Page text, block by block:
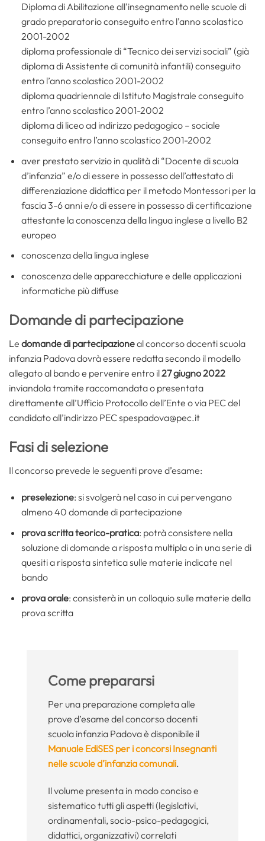
Diploma di Abilitazione all’insegnamento nelle scuole di
grado preparatorio conseguito entro l’anno scolastico
2001-2002
diploma professionale di “Tecnico dei servizi sociali” (già
diploma di Assistente di comunità infantili) conseguito
entro l’anno scolastico 2001-2002
diploma quadriennale di Istituto Magistrale conseguito
entro l’anno scolastico 2001-2002
diploma di liceo ad indirizzo pedagogico – sociale
conseguito entro l’anno scolastico 2001-2002
aver prestato servizio in qualità di “Docente di scuola
d’infanzia” e/o di essere in possesso dell’attestato di
differenziazione didattica per il metodo Montessori per la
fascia 3-6 anni e/o di essere in possesso di certificazione
attestante la conoscenza della lingua inglese a livello B2
europeo
conoscenza della lingua inglese
conoscenza delle apparecchiature e delle applicazioni
informatiche più diffuse
Domande di partecipazione
Le domande di partecipazioneal concorso docenti scuola
infanzia Padova dovrà essere redatta secondo il modello
allegato al bando e pervenire entro il27 giugno 2022
inviandola tramite raccomandata o presentata
direttamente all’Ufficio Protocollo dell’Ente o via PEC del
candidato all’indirizzo PEC spespadova@pec.it
Fasi di selezione
Il concorso prevede le seguenti prove d’esame:
preselezione: si svolgerà nel caso in cui pervengano
almeno 40 domande di partecipazione
prova scritta teorico-pratica: potrà consistere nella
soluzione di domande a risposta multipla o in una serie di
quesiti a risposta sintetica sulle materie indicate nel
bando
prova orale: consisterà in un colloquio sulle materie della
prova scritta
Come prepararsi
Per una preparazione completa alle
prove d’esame del concorso docenti
scuola infanzia Padova è disponibile il
Manuale EdiSES per i concorsi Insegnanti
nelle scuole d’infanzia comunali.
Il volume presenta in modo conciso e
sistematico tutti gli aspetti (legislativi,
ordinamentali, socio-psico-pedagogici,
didattici, organizzativi) correlati